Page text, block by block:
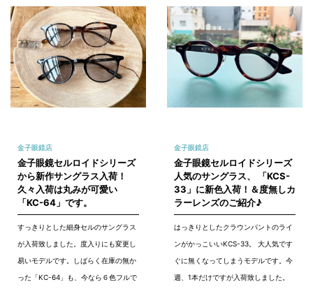
金子眼鏡店
金子眼鏡セルロイドシリーズ
から新作サングラス入荷！
久々入荷は丸みが可愛い
「KC-64」です。
すっきりとした細身セルのサングラス
が入荷致しました。度入りにも変更し
易いモデルです。しばらく在庫の無か
った「KC-64」も、今なら６色フルで
金子眼鏡店
金子眼鏡セルロイドシリーズ
人気のサングラス、 「KCS-
33」に新色入荷！＆度無しカ
ラーレンズのご紹介♪
はっきりとしたクラウンパントのライ
ンがかっこいいKCS-33。 大人気です
ぐに無くなってしまうモデルです。今
週、1本だけですが入荷致しました。